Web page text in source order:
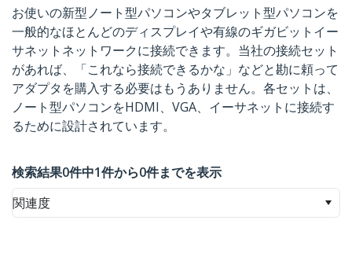
お使いの新型ノート型パソコンやタブレット型パソコンを
一般的なほとんどのディスプレイや有線のギガビットイー
サネットネットワークに接続できます。当社の接続セット
があれば、「これなら接続できるかな」などと勘に頼って
アダプタを購入する必要はもうありません。各セットは、
ノート型パソコンをHDMI、VGA、イーサネットに接続す
るために設計されています。
検索結果0件中1件から0件までを表示
関連度